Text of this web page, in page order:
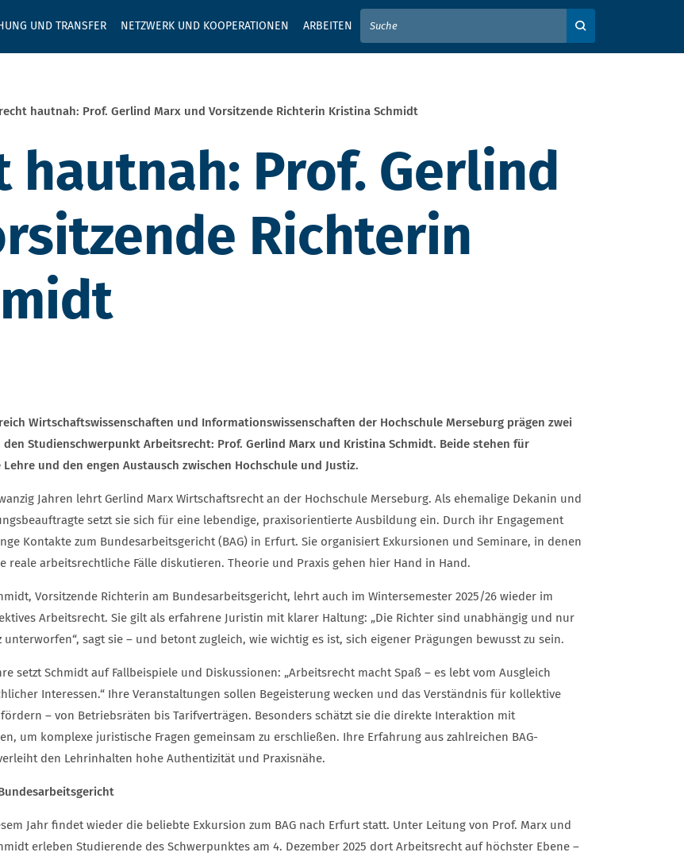
UND TRANSFER NETZWERK UND KOOPERATIONEN ARBEITEN
GEBEN SIE HIER IHREN SUCHBEGRIFF EIN
hautnah: Prof. Gerlind Marx und Vorsitzende Richterin Kristina Schmidt
Prof. Gerlind
Richterin
Wirtschaftswissenschaften und Informationswissenschaften der Hochschule Merseburg prägen zwei
den Studienschwerpunkt Arbeitsrecht: Prof. Gerlind Marx und Kristina Schmidt. Beide stehen für
und den engen Austausch zwischen Hochschule und Justiz.
Jahren lehrt Gerlind Marx Wirtschaftsrecht an der Hochschule Merseburg. Als ehemalige Dekanin und
setzt sie sich für eine lebendige, praxisorientierte Ausbildung ein. Durch ihr Engagement
Kontakte zum Bundesarbeitsgericht (BAG) in Erfurt. Sie organisiert Exkursionen und Seminare, in denen
reale arbeitsrechtliche Fälle diskutieren. Theorie und Praxis gehen hier Hand in Hand.
Vorsitzende Richterin am Bundesarbeitsgericht, lehrt auch im Wintersemester 2025/26 wieder im
Arbeitsrecht. Sie gilt als erfahrene Juristin mit klarer Haltung: „Die Richter sind unabhängig und nur
unterworfen“, sagt sie – und betont zugleich, wie wichtig es ist, sich eigener Prägungen bewusst zu sein.
setzt Schmidt auf Fallbeispiele und Diskussionen: „Arbeitsrecht macht Spaß – es lebt vom Ausgleich
Interessen.“ Ihre Veranstaltungen sollen Begeisterung wecken und das Verständnis für kollektive
– von Betriebsräten bis Tarifverträgen. Besonders schätzt sie die direkte Interaktion mit
um komplexe juristische Fragen gemeinsam zu erschließen. Ihre Erfahrung aus zahlreichen BAG-
den Lehrinhalten hohe Authentizität und Praxisnähe.
Jahr findet wieder die beliebte Exkursion zum BAG nach Erfurt statt. Unter Leitung von Prof. Marx und
erleben Studierende des Schwerpunktes am 4. Dezember 2025 dort Arbeitsrecht auf höchster Ebene –